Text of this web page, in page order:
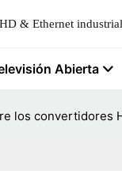
& Ethernet
Abierta
los convertidores